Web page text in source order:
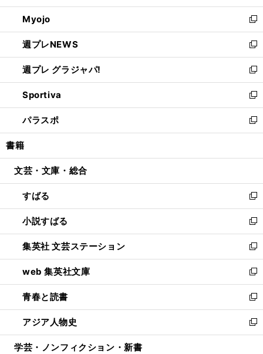
開
く
ウ
で
開
く
ン
ド
ウ
で
開
く
ウ
ィ
ン
ド
ウ
で
開
く
Myojo
新
し
い
ウ
ィ
ン
ド
ウ
で
開
週プレNEWS
新
し
い
ウ
ィ
ン
ド
ウ
開
週プレ グラジャパ!
新
し
い
ウ
ィ
ン
ウ
開
く
Sportiva
新
し
い
ウ
ン
ウ
で
開
く
パラスポ
新
し
ウ
ン
ド
ウ
で
開
く
書籍
文芸・文庫・総合
すばる
新
し
い
ウ
ィ
ン
ド
ウ
で
開
く
小説すばる
新
し
い
ウ
ィ
ン
ド
ウ
で
開
集英社 文芸ステーション
新
し
い
ウ
ィ
ン
ド
ウ
web 集英社文庫
新
し
い
ウ
ィ
ン
青春と読書
新
し
い
ウ
アジア人物史
新
し
学芸・ノンフィクション・新書